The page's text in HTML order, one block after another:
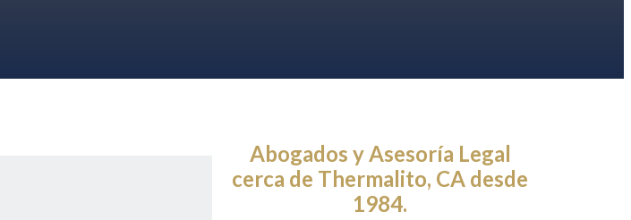
Abogados y Asesoría Legal
cerca de Thermalito, CA desde
1984.